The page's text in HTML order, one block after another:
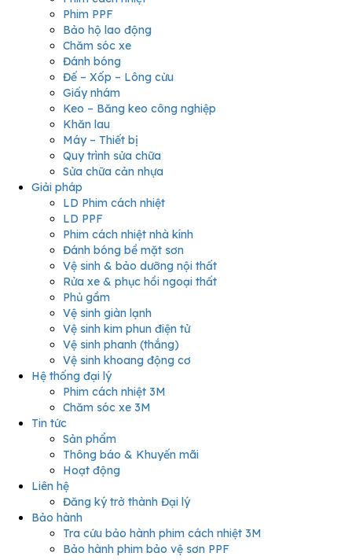
Phim PPF
Bảo hộ lao động
Chăm sóc xe
Đánh bóng
Đế – Xốp – Lông cừu
Giấy nhám
Keo – Băng keo công nghiệp
Khăn lau
Máy – Thiết bị
Quy trình sửa chữa
Sửa chữa cản nhựa
Giải pháp
LD Phim cách nhiệt
LD PPF
Phim cách nhiệt nhà kính
Đánh bóng bề mặt sơn
Vệ sinh & bảo dưỡng nội thất
Rửa xe & phục hồi ngoại thất
Phủ gầm
Vệ sinh giàn lạnh
Vệ sinh kim phun điện tử
Vệ sinh phanh (thắng)
Vệ sinh khoang động cơ
Hệ thống đại lý
Phim cách nhiệt 3M
Chăm sóc xe 3M
Tin tức
Sản phẩm
Thông báo & Khuyến mãi
Hoạt động
Liên hệ
Đăng ký trở thành Đại lý
Bảo hành
Tra cứu bảo hành phim cách nhiệt 3M
Bảo hành phim bảo vệ sơn PPF